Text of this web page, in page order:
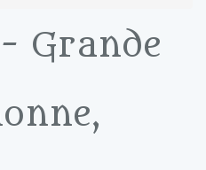
Grande